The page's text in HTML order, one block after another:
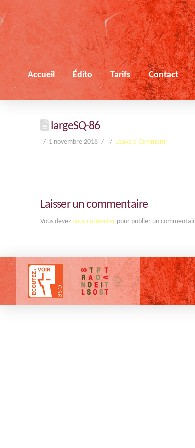
Accueil Édito Tarifs Contact
largeSQ-86
1 novembre 2018 Leave a Comment
Laisser un commentaire
Vous devez vous connecterpour publier un